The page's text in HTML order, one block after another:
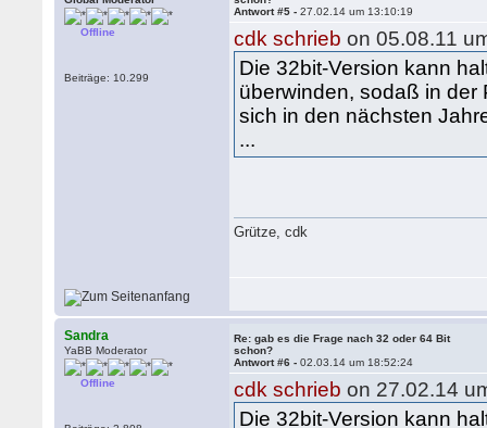
Offline
Beiträge: 10.299
Antwort #5 -27.02.14 um 13:10:19
cdk schrieb on 05.08.11
Die 32bit-Version kann
überwinden, sodaß in der
sich in den nächsten
...
Grütze, cdk
Sandra
YaBB Moderator
Offline
Re: gab es die Frage nach 32 oder 64 Bit
schon?
Antwort #6 -02.03.14 um 18:52:24
cdk schrieb on 27.02.14
Die 32bit-Version kann